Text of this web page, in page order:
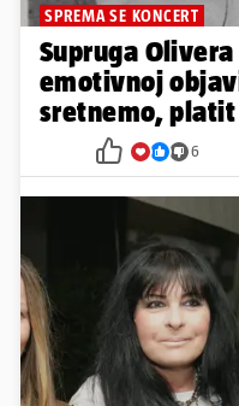
SPREMA SE KONCERT
Supruga
emotivnoj
sretnemo, platit
6